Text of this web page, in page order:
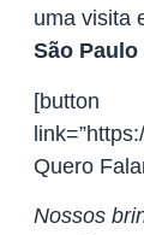
uma visita
São Paulo
[button
Quero
Nossos